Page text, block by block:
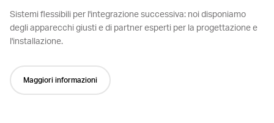
Sistemi flessibili per l'integrazione successiva: noi disponiamo
degli apparecchi giusti e di partner esperti per la progettazione e
l'installazione.
Maggiori informazioni